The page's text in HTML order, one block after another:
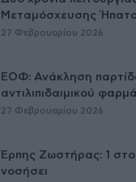
Μεταμόσχευσης
27 Φεβρουαρίου 2026
ΕΟΦ: Ανάκληση
αντιλιπιδαιμικού
27 Φεβρουαρίου 2026
Έρπης Ζωστήρας: 1
νοσήσει